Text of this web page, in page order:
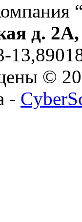
д.
©
-